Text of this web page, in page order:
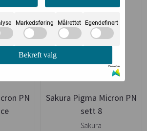
PN
Sakura Pigma Micron PN
sett 8
Sakura
Markedsføring Målrettet Egendefinert
Bekreft valg
Drevet av